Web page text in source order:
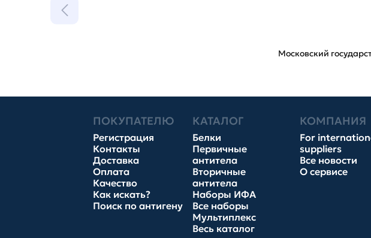
Московский
ПОКУПАТЕЛЮ
Регистрация
Контакты
Доставка
Оплата
Качество
Как искать?
Поиск по антигену
КАТАЛОГ
Белки
Первичные
антитела
Вторичные
антитела
Наборы ИФА
Все наборы
Мультиплекс
Весь каталог
КОМПАНИЯ
For
suppliers
Все новости
О сервисе